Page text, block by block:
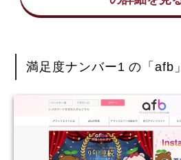
満足度ナンバー1 の「afb」